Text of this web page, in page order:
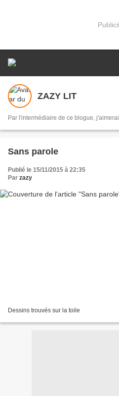
ZAZY LIT
Par l'intermédiaire de ce blogue,
Sans parole
Publié le 15/11/2015 à 22:35
Par zazy
Dessins trouvés sur la toile